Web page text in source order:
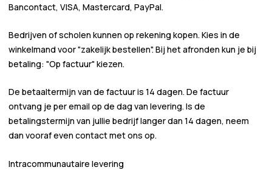
Bancontact, VISA, Mastercard, PayPal.
Bedrijven of scholen kunnen op rekening kopen. Kies in de
winkelmand voor"zakelijk bestellen". Bij het afronden kun je bij
betaling: "Op factuur" kiezen.
De betaaltermijn van de factuur is 14 dagen. De factuur
ontvang je per email op de dag van levering. Is de
betalingstermijn van jullie bedrijf langer dan 14 dagen, neem
dan vooraf even contact met ons op.
Intracommunautaire levering